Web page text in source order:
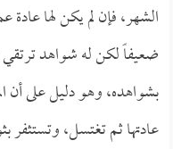
الشهر، فإن لم يكن لها
ضعيفاً لكن له شواهد
بشواهده، وهو دليل على أن
عادتها ثم تغتسل، وتستثفر